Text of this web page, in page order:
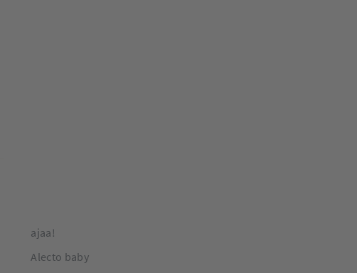
ajaa!
Alecto baby